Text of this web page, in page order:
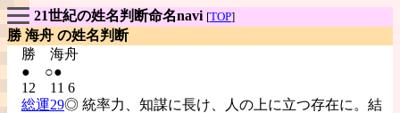
21世紀の姓名判断命名navi [TOP]
勝 海舟 の姓名判断
勝 海舟
● ○●
12 11 6
総運29◎ 統率力、知謀に長け、人の上に立つ存在に。結